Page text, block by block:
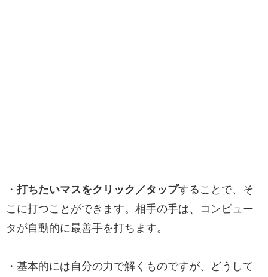
・打ちたいマスをクリック／タップすることで、そ
こに打つことができます。相手の手は、コンピュー
タが自動的に最善手を打ちます。
・基本的には自分の力で解くものですが、どうして